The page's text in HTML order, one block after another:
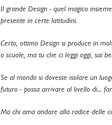
Il grande Design - quel magico
presente in certe latitudini.
Certo, ottimo Design si produce in
o scuole, ma tu che ci leggi oggi, sai
Se al mondo si dovesse isolare un
futuro - possa arrivare al livello di...
Ma chi ama andare alla radice delle